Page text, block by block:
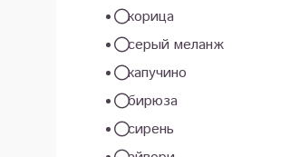
корица
серый меланж
капучино
бирюза
сирень